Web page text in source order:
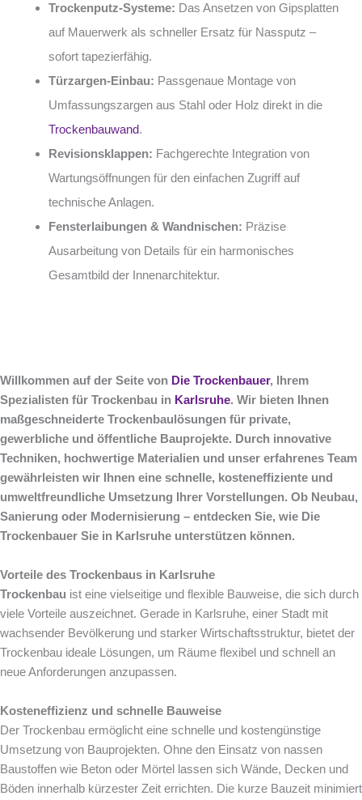
Trockenputz-Systeme: Das Ansetzen von Gipsplatten
auf Mauerwerk als schneller Ersatz für Nassputz –
sofort tapezierfähig.
Türzargen-Einbau: Passgenaue Montage von
Umfassungszargen aus Stahl oder Holz direkt in die
Trockenbauwand.
Revisionsklappen: Fachgerechte Integration von
Wartungsöffnungen für den einfachen Zugriff auf
technische Anlagen.
Fensterlaibungen & Wandnischen: Präzise
Ausarbeitung von Details für ein harmonisches
Gesamtbild der Innenarchitektur.
Willkommen auf der Seite von Die Trockenbauer, Ihrem
Spezialisten für Trockenbau in Karlsruhe. Wir bieten Ihnen
maßgeschneiderte Trockenbaulösungen für private,
gewerbliche und öffentliche Bauprojekte. Durch innovative
Techniken, hochwertige Materialien und unser erfahrenes Team
gewährleisten wir Ihnen eine schnelle, kosteneffiziente und
umweltfreundliche Umsetzung Ihrer Vorstellungen. Ob Neubau,
Sanierung oder Modernisierung – entdecken Sie, wie Die
Trockenbauer Sie in Karlsruhe unterstützen können.
Vorteile des Trockenbaus in Karlsruhe
Trockenbau ist eine vielseitige und flexible Bauweise, die sich durch
viele Vorteile auszeichnet. Gerade in Karlsruhe, einer Stadt mit
wachsender Bevölkerung und starker Wirtschaftsstruktur, bietet der
Trockenbau ideale Lösungen, um Räume flexibel und schnell an
neue Anforderungen anzupassen.
Kosteneffizienz und schnelle Bauweise
Der Trockenbau ermöglicht eine schnelle und kostengünstige
Umsetzung von Bauprojekten. Ohne den Einsatz von nassen
Baustoffen wie Beton oder Mörtel lassen sich Wände, Decken und
Böden innerhalb kürzester Zeit errichten. Die kurze Bauzeit minimiert